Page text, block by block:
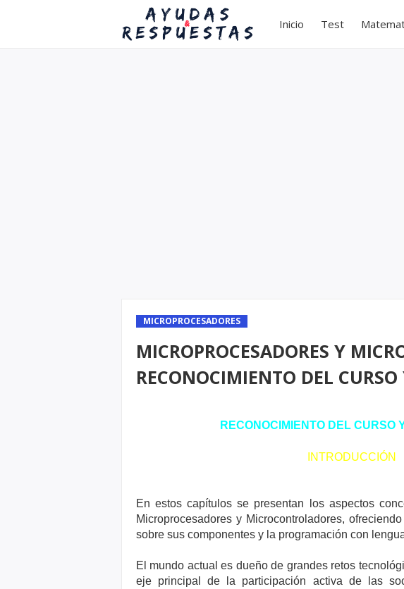
Inicio Test
MICROPROCESADORES
MICROPROCESADORES Y
RECONOCIMIENTO DEL CURSO
RECONOCIMIENTO DEL CURSO
INTRODUCCIÓN
En estos capítulos se presentan los aspectos
Microprocesadores y Microcontroladores,
sobre sus componentes y la programación con
El mundo actual es dueño de grandes retos
eje principal de la participación activa de las